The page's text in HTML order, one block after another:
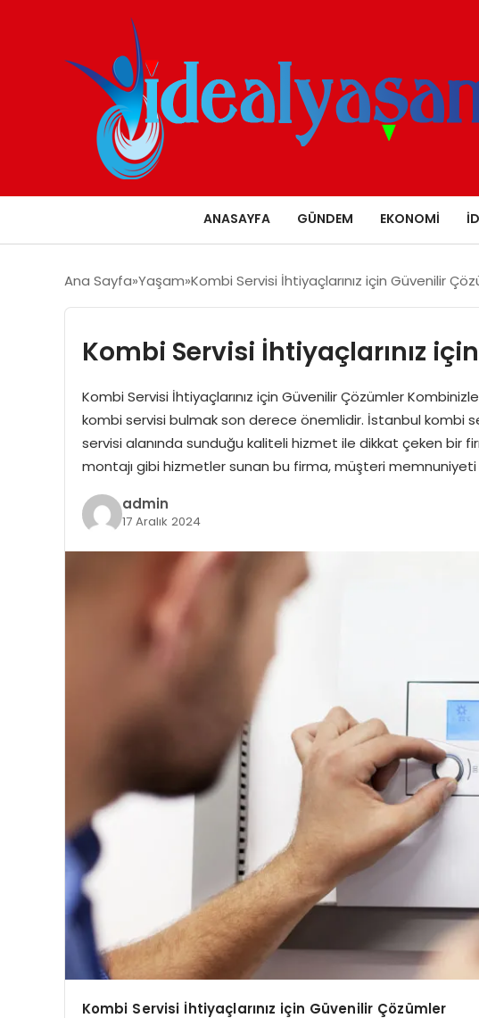
ANASAYFA GÜNDEM EKONOMI
Ana Sayfa Yaşam Kombi Servisi İhtiyaçlarınız için Güvenilir
Kombi Servisi İhtiyaçlarınız
Kombi Servisi İhtiyaçlarınız için Güvenilir Çözümler
kombi servisi bulmak son derece önemlidir. İstanbul kombi
servisi alanında sunduğu kaliteli hizmet ile dikkat çeken bir
montajı gibi hizmetler sunan bu firma, müşteri memnuniyeti
admin
17 Aralık 2024
Kombi Servisi İhtiyaçlarınız için Güvenilir Çözümler